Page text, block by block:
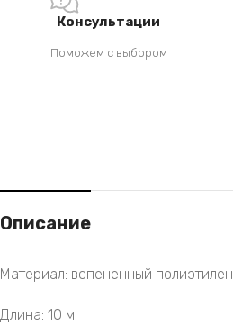
Консультации
Поможем с выбором
Описание
Материал: вспененный полиэтилен
Длина: 10 м